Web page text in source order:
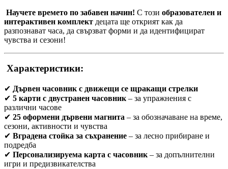
Научете времето по забавен начин! С този образователен и
интерактивен комплект децата ще открият как да
разпознават часа, да свързват форми и да идентифицират
чувства и сезони!
Характеристики:
✔ Дървен часовник с движещи се щракащи стрелки
✔ 5 карти с двустранен часовник – за упражнения с
различни часове
✔ 25 оформени дървени магнита – за обозначаване на време,
сезони, активности и чувства
✔ Вградена стойка за съхранение – за лесно прибиране и
подредба
✔ Персонализируема карта с часовник – за допълнителни
игри и предизвикателства